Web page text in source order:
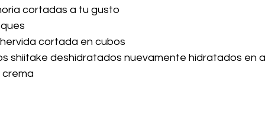
cortadas a tu gusto
cortada en cubos
shiitake deshidratados nuevamente hidratados en